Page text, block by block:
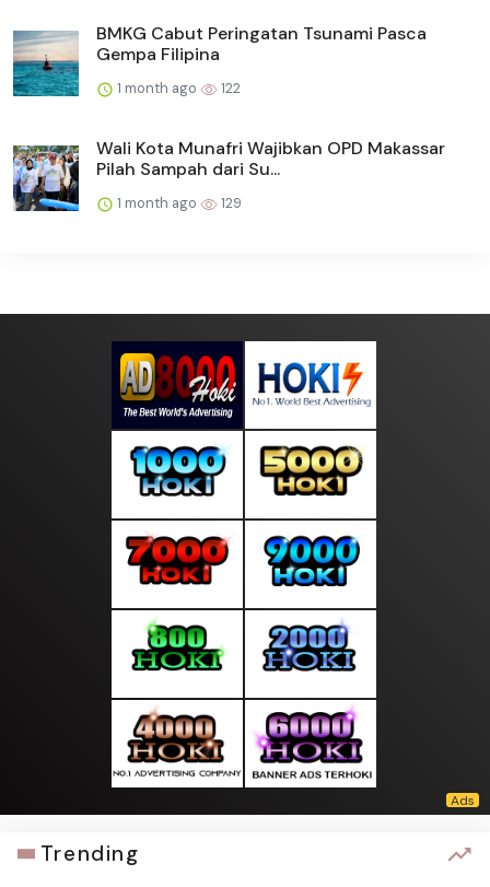
BMKG Cabut Peringatan Tsunami Pasca
Gempa Filipina
1 month ago 122
Wali Kota Munafri Wajibkan OPD Makassar
Pilah Sampah dari Su...
1 month ago 129
Trending